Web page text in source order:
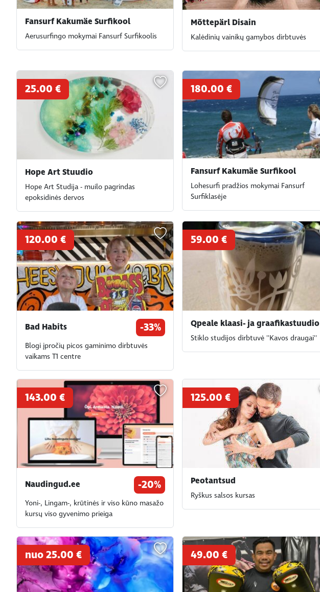
Fansurf Kakumäe Surfikool
Aerusurfingo mokymai Fansurf Surfikoolis
Mõttepärl Disain
Kalėdinių vainikų gamybos dirbtuvės
25.00 €
Hope Art Stuudio
Hope Art Studija - muilo pagrindas
epoksidinės dervos
180.00 €
Fansurf Kakumäe Surfikool
Lohesurfi pradžios mokymai Fansurf
Surfiklasėje
120.00 €
Bad Habits -33%
Blogi įpročių picos gaminimo dirbtuvės
vaikams T1 centre
59.00 €
Qpeale klaasi- ja graafikastuudio
Stiklo studijos dirbtuvė ''Kavos draugai''
143.00 €
Naudingud.ee -20%
Yoni-, Lingam-, krūtinės ir viso kūno masažo
kursų viso gyvenimo prieiga
125.00 €
Peotantsud
Ryškus salsos kursas
nuo 25.00 € 49.00 €